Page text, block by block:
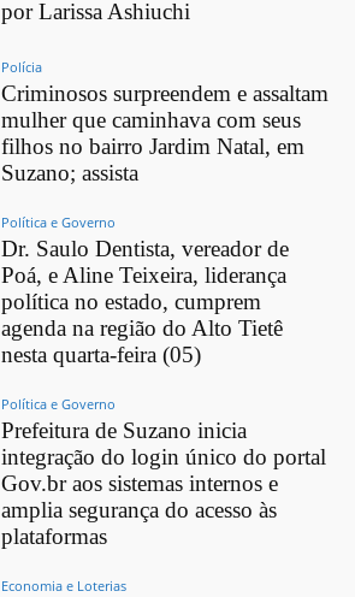
por Larissa Ashiuchi
Polícia
Criminosos surpreendem e assaltam
mulher que caminhava com seus
filhos no bairro Jardim Natal, em
Suzano; assista
Política e Governo
Dr. Saulo Dentista, vereador de
Poá, e Aline Teixeira, liderança
política no estado, cumprem
agenda na região do Alto Tietê
nesta quarta-feira (05)
Política e Governo
Prefeitura de Suzano inicia
integração do login único do portal
Gov.br aos sistemas internos e
amplia segurança do acesso às
plataformas
Economia e Loterias